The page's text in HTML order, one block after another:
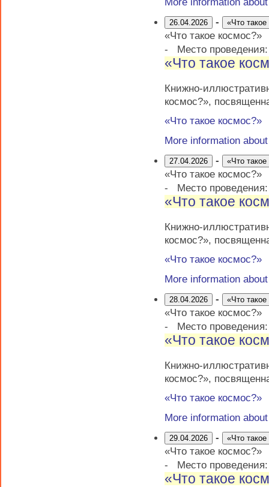
26.04.2026 - «Что
«Что такое космос?»
-
Место
«Что такое
Книжно-
космос?»,
«Что такое космос?»
More information
27.04.2026 - «Что
«Что такое космос?»
-
Место
«Что такое
Книжно-
космос?»,
«Что такое космос?»
More information
28.04.2026 - «Что
«Что такое космос?»
-
Место
«Что такое
Книжно-
космос?»,
«Что такое космос?»
More information
29.04.2026 - «Что
«Что такое космос?»
-
Место
«Что такое